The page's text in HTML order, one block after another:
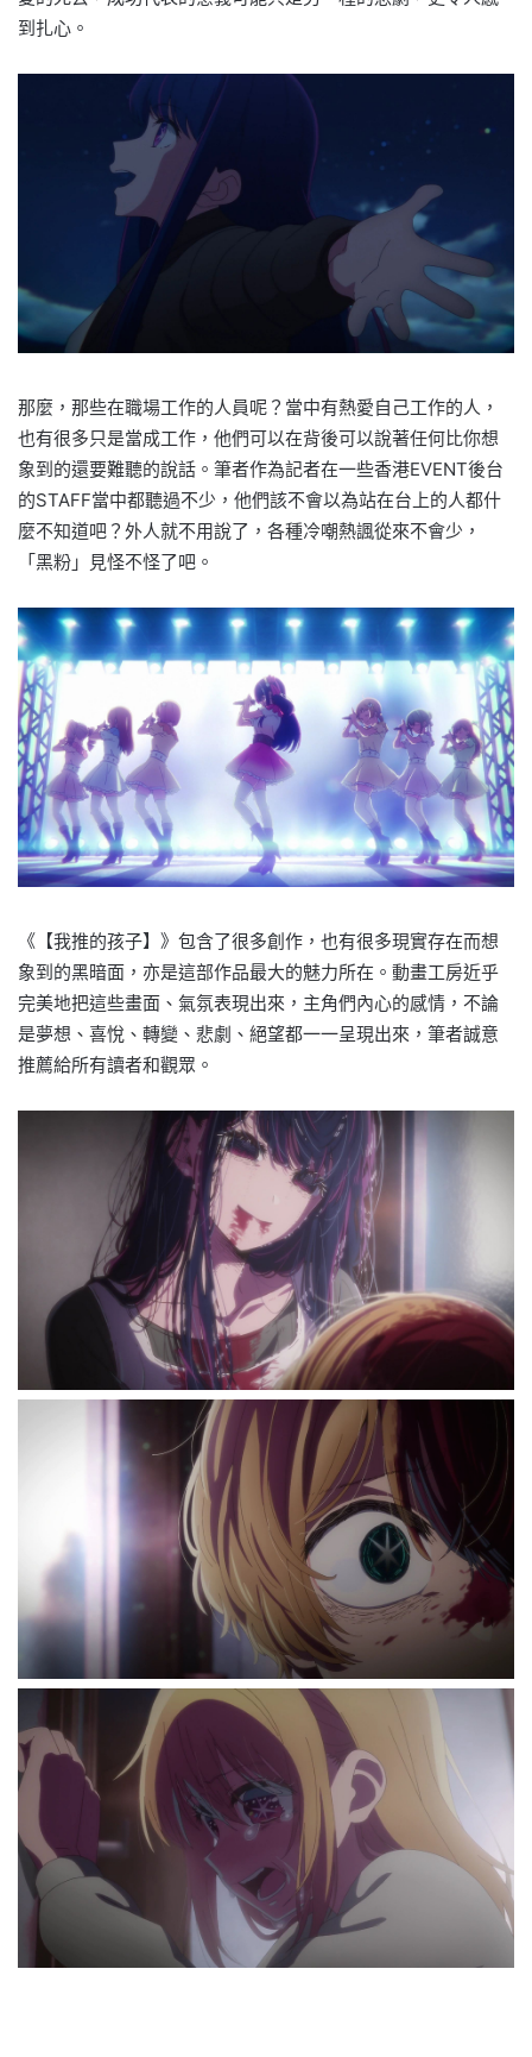
到扎心。
那麼，那些在職場工作的人員呢？當中有熱愛自己工作的人，
也有很多只是當成工作，他們可以在背後可以說著任何比你想
象到的還要難聽的說話。筆者作為記者在一些香港EVENT後台
的STAFF當中都聽過不少，他們該不會以為站在台上的人都什
麼不知道吧？外人就不用說了，各種冷嘲熱諷從來不會少，
「黑粉」見怪不怪了吧。
《【我推的孩子】》包含了很多創作，也有很多現實存在而想
象到的黑暗面，亦是這部作品最大的魅力所在。動畫工房近乎
完美地把這些畫面、氣氛表現出來，主角們內心的感情，不論
是夢想、喜悅、轉變、悲劇、絕望都一一呈現出來，筆者誠意
推薦給所有讀者和觀眾。